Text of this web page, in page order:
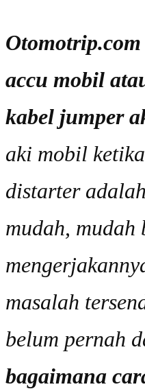
Otomotrip.com
accu mobil
kabel jumper
aki mobil
distarter
mudah, mudah
masalah
belum pernah
bagaimana